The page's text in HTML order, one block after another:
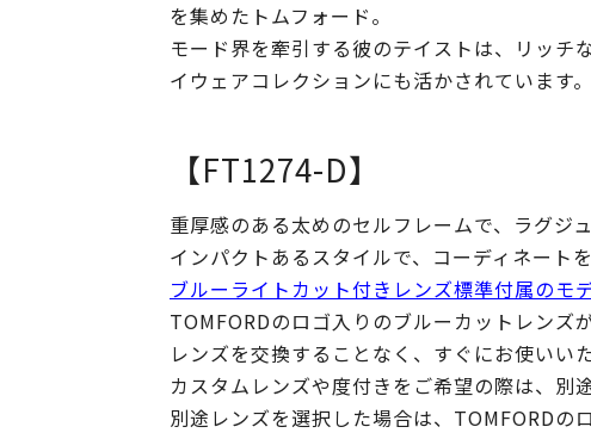
を集めたトムフォード。
モード界を牽引する彼のテイストは、リッ
イウェアコレクションにも活かされています。
【FT1274-D】
重厚感のある太めのセルフレームで、ラグジ
インパクトあるスタイルで、コーディネート
ブルーライトカット付きレンズ標準付属のモデ
TOMFORDのロゴ入りのブルーカットレンズ
レンズを交換することなく、すぐにお使いいた
カスタムレンズや度付きをご希望の際は、別
別途レンズを選択した場合は、TOMFORDの